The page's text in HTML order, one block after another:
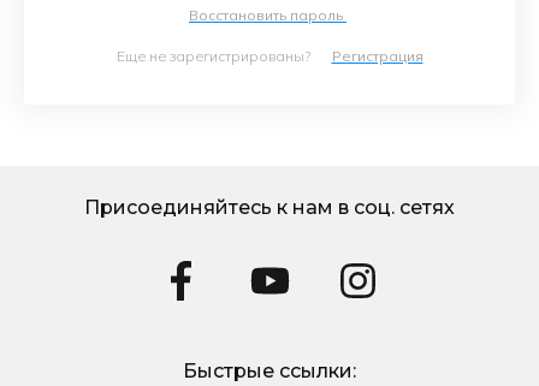
Восстановить пароль
Еще не зарегистрированы? Регистрация
Быстрые ссылки:
Присоединяйтесь к нам в соц. сетях